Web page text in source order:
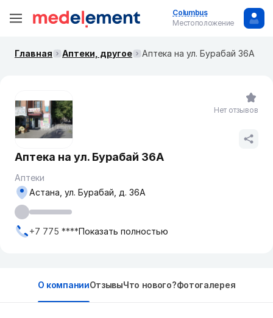
Columbus
Местоположение
Главная Аптеки, другое Аптека на ул. Бурабай 36А
Аптека на ул. Бурабай 36А
Аптеки
Астана, ул. Бурабай, д. 36А
+7 775 ****Показать полностью
Нет отзывов
О компанииОтзывыЧто нового?Фотогалерея